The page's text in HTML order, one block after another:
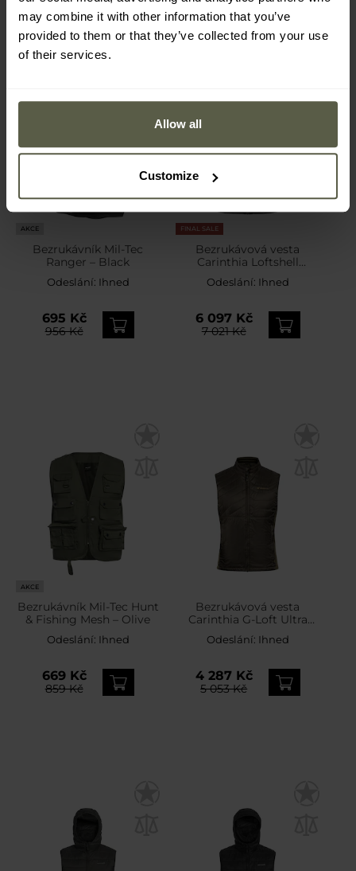
may combine it with other information that you’ve
provided to them or that they’ve collected from your use
of their services.
Allow all
Customize
AKCE
Bezrukávník Mil-Tec
Ranger – Black
Odeslání: Ihned
695 Kč
956 Kč
FINAL SALE
Bezrukávová vesta
Carinthia Loftshell
Climate Vest – Black
Odeslání: Ihned
6 097 Kč
7 021 Kč
AKCE
Bezrukávník Mil-Tec Hunt
& Fishing Mesh – Olive
Odeslání: Ihned
669 Kč
859 Kč
Bezrukávová vesta
Carinthia G-Loft Ultra
Vest 2.0 – Olive
Odeslání: Ihned
4 287 Kč
5 053 Kč